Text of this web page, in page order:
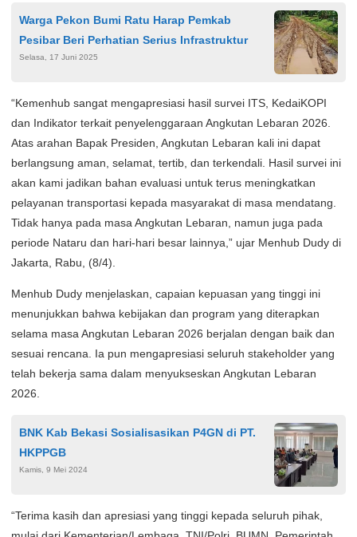
Warga Pekon Bumi Ratu Harap Pemkab
Pesibar Beri Perhatian Serius Infrastruktur
Selasa, 17 Juni 2025
“Kemenhub sangat mengapresiasi hasil survei ITS, KedaiKOPI
dan Indikator terkait penyelenggaraan Angkutan Lebaran 2026.
Atas arahan Bapak Presiden, Angkutan Lebaran kali ini dapat
berlangsung aman, selamat, tertib, dan terkendali. Hasil survei ini
akan kami jadikan bahan evaluasi untuk terus meningkatkan
pelayanan transportasi kepada masyarakat di masa mendatang.
Tidak hanya pada masa Angkutan Lebaran, namun juga pada
periode Nataru dan hari-hari besar lainnya,” ujar Menhub Dudy di
Jakarta, Rabu, (8/4).
Menhub Dudy menjelaskan, capaian kepuasan yang tinggi ini
menunjukkan bahwa kebijakan dan program yang diterapkan
selama masa Angkutan Lebaran 2026 berjalan dengan baik dan
sesuai rencana. Ia pun mengapresiasi seluruh stakeholder yang
telah bekerja sama dalam menyukseskan Angkutan Lebaran
2026.
BNK Kab Bekasi Sosialisasikan P4GN di PT.
HKPPGB
Kamis, 9 Mei 2024
“Terima kasih dan apresiasi yang tinggi kepada seluruh pihak,